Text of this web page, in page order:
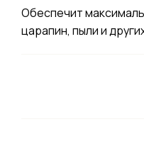
Обеспечит
царапин, пыли и